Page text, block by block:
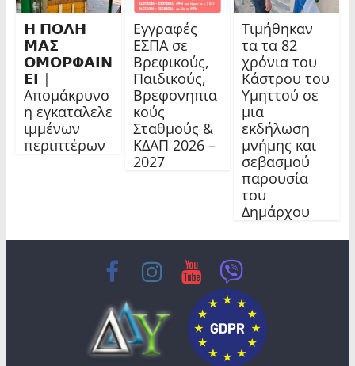
𝝜 𝝥𝝤𝝠𝝜
𝝡𝝖𝝨
𝝤𝝡𝝤𝝦𝝫𝝖𝝞𝝢
𝝚𝝞 |
Απομάκρυνσ
η εγκαταλελε
ιμμένων
περιπτέρων
Εγγραφές
ΕΣΠΑ σε
Βρεφικούς,
Παιδικούς,
Βρεφονηπια
κούς
Σταθμούς &
ΚΔΑΠ 2026 –
2027
Τιμήθηκαν
τα τα 82
χρόνια του
Κάστρου του
Υμηττού σε
μια
εκδήλωση
μνήμης και
σεβασμού
παρουσία
του
Δημάρχου